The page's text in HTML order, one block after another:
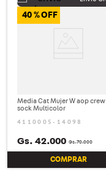
40 %
Media Cat Mujer W aop crew
sock Multicolor
4110005-14098
Gs.70.000
Gs. 42.000
COMPRAR